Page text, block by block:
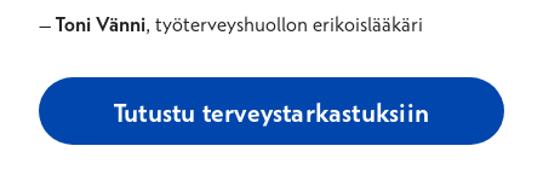
– Toni Vänni, työterveyshuollon erikoislääkäri
Tutustu terveystarkastuksiin